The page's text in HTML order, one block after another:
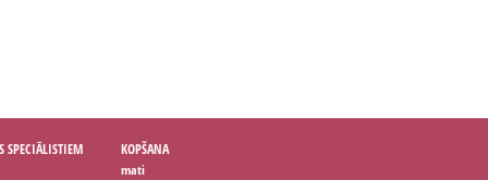
SPECIĀLISTIEM
KOPŠANA
mati